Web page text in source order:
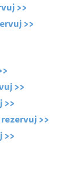
>>
>>
>>
>>
rezervuj >>
>>